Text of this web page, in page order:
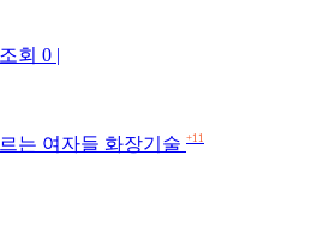
회 0 |
는 여자들 화장기술 +11